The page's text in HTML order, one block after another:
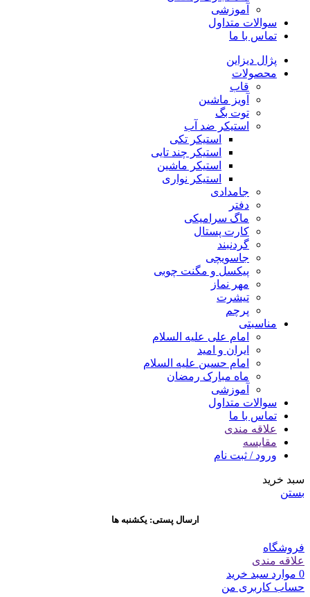
آموزشی
سوالات متداول
تماس با ما
پژال دیزاین
محصولات
قاب
آویز ماشین
توت بگ
استیکر ضد آب
استیکر تکی
استیکر چند تایی
استیکر ماشین
استیکر نواری
جامدادی
دفتر
ماگ سرامیکی
کارت پستال
گردنبند
جاسویچی
پیکسل و مگنت چوبی
مهر نماز
تیشرت
پرچم
مناسبتی
امام علی علیه السلام
ایران و امید
امام حسین علیه السلام
ماه مبارک رمضان
آموزشی
سوالات متداول
تماس با ما
علاقه مندی
مقایسه
ورود / ثبت نام
سبد خرید
بستن
ارسال پستی: یکشنبه ها
فروشگاه
علاقه مندی
0 موارد سبد خرید
حساب کاربری من